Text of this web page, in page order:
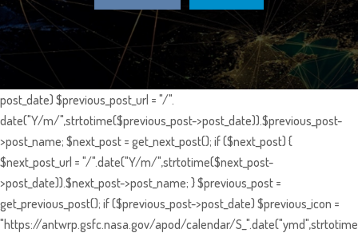
post_date) $previous_post_url = "/".
date("Y/m/",strtotime($previous_post->post_date)).$previous_post-
>post_name; $next_post = get_next_post(); if ($next_post) {
$next_post_url = "/".date("Y/m/",strtotime($next_post-
>post_date)).$next_post->post_name; } $previous_post =
get_previous_post(); if ($previous_post->post_date) $previous_icon =
"https://antwrp.gsfc.nasa.gov/apod/calendar/